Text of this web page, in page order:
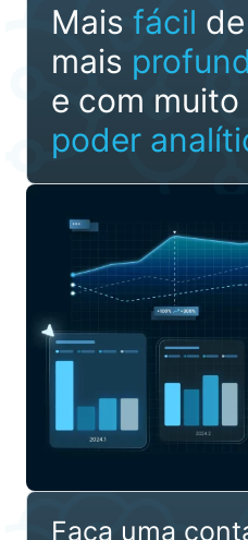
Maisfácil
mais
e com muito
poder
Faça uma